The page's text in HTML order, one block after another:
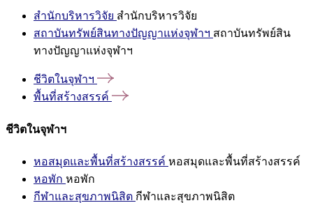
สำนักบริหารวิจัย สำนักบริหารวิจัย
สถาบันทรัพย์สินทางปัญญาแห่งจุฬาฯ สถาบันทรัพย์สิน
ทางปัญญาแห่งจุฬาฯ
ชีวิตในจุฬาฯ
พื้นที่สร้างสรรค์
ชีวิตในจุฬาฯ
หอสมุดและพื้นที่สร้างสรรค์ หอสมุดและพื้นที่สร้างสรรค์
หอพัก หอพัก
กีฬาและสุขภาพนิสิต กีฬาและสุขภาพนิสิต